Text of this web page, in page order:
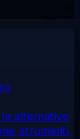
alternative
strumenti,